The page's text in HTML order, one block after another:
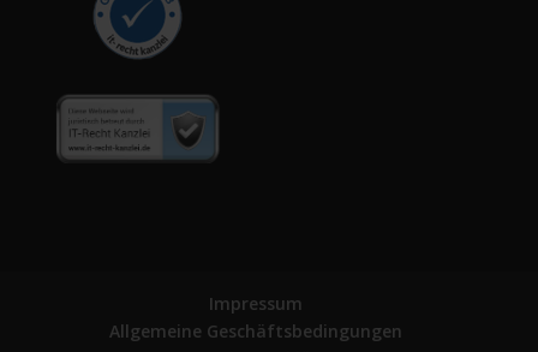
Impressum
Allgemeine Geschäftsbedingungen